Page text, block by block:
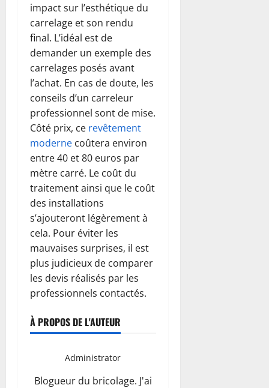
impact sur l’esthétique du
carrelage et son rendu
final. L’idéal est de
demander un exemple des
carrelages posés avant
l’achat. En cas de doute, les
conseils d’un carreleur
professionnel sont de mise.
Côté prix, ce revêtement
moderne coûtera environ
entre 40 et 80 euros par
mètre carré. Le coût du
traitement ainsi que le coût
des installations
s’ajouteront légèrement à
cela. Pour éviter les
mauvaises surprises, il est
plus judicieux de comparer
les devis réalisés par les
professionnels contactés.
À PROPOS DE L'AUTEUR
Administrator
Blogueur du bricolage. J'ai